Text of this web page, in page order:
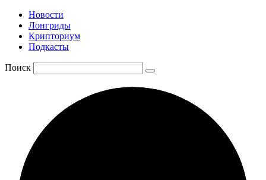
Новости
Лонгриды
Крипториум
Подкасты
Поиск